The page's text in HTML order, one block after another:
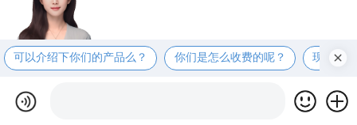
可以介绍下你们的产品么？ 你们是怎么收费的呢？ 现在有